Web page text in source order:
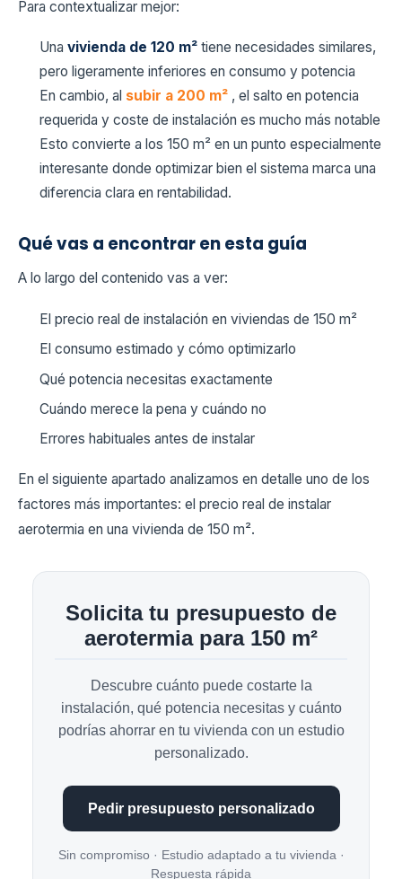
Para contextualizar mejor:
Una vivienda de 120 m² tiene necesidades similares,
pero ligeramente inferiores en consumo y potencia
En cambio, al subir a 200 m² , el salto en potencia
requerida y coste de instalación es mucho más notable
Esto convierte a los 150 m² en un punto especialmente
interesante donde optimizar bien el sistema marca una
diferencia clara en rentabilidad.
Qué vas a encontrar en esta guía
A lo largo del contenido vas a ver:
El precio real de instalación en viviendas de 150 m²
El consumo estimado y cómo optimizarlo
Qué potencia necesitas exactamente
Cuándo merece la pena y cuándo no
Errores habituales antes de instalar
En el siguiente apartado analizamos en detalle uno de los
factores más importantes: el precio real de instalar
aerotermia en una vivienda de 150 m².
Solicita tu presupuesto de
aerotermia para 150 m²
Descubre cuánto puede costarte la
instalación, qué potencia necesitas y cuánto
podrías ahorrar en tu vivienda con un estudio
personalizado.
Pedir presupuesto personalizado
Sin compromiso · Estudio adaptado a tu vivienda ·
Respuesta rápida